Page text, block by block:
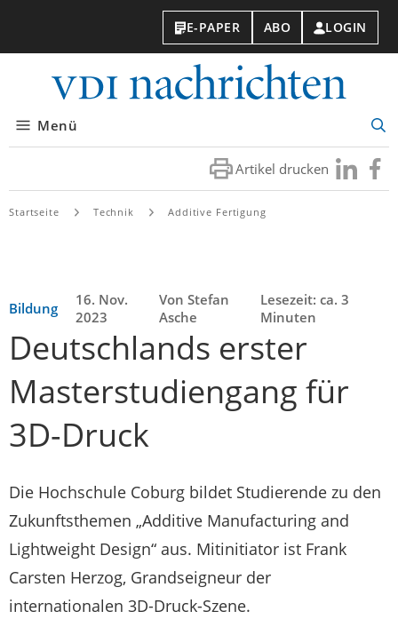
E-PAPER ABO LOGIN
Menü
Artikel drucken Besuchen
Sie
Sie
Startseite Technik Additive Fertigung
Bildung
16. Nov.
2023
Von Stefan
Asche
Lesezeit: ca. 3
Minuten
Deutschlands erster
Masterstudiengang für
3D-Druck
Die Hochschule Coburg bildet Studierende zu den
Zukunftsthemen „Additive Manufacturing and
Lightweight Design“ aus. Mitinitiator ist Frank
Carsten Herzog, Grandseigneur der
internationalen 3D-Druck-Szene.